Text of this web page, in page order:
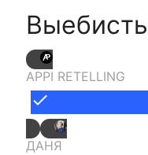
APPI RETELLING
done
ДАНЯ